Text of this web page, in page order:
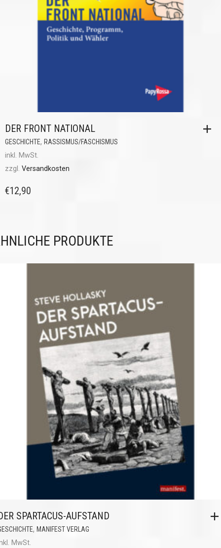
DER FRONT NATIONAL
GESCHICHTE, RASSISMUS/FASCHISMUS
inkl. MwSt.
zzgl. Versandkosten
€12,90
PRODUKTE
SPARTACUS-AUFSTAND
, MANIFEST VERLAG
MwSt.